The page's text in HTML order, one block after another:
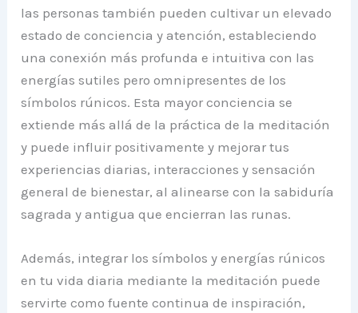
las personas también pueden cultivar un elevado
estado de conciencia y atención, estableciendo
una conexión más profunda e intuitiva con las
energías sutiles pero omnipresentes de los
símbolos rúnicos. Esta mayor conciencia se
extiende más allá de la práctica de la meditación
y puede influir positivamente y mejorar tus
experiencias diarias, interacciones y sensación
general de bienestar, al alinearse con la sabiduría
sagrada y antigua que encierran las runas.
Además, integrar los símbolos y energías rúnicos
en tu vida diaria mediante la meditación puede
servirte como fuente continua de inspiración,